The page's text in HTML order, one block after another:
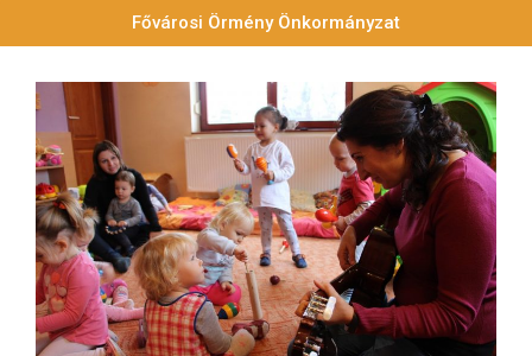
Fővárosi Örmény Önkormányzat